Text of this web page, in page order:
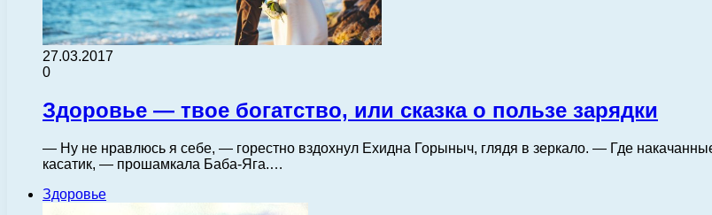
27.03.2017
0
Здоровье — твое богатство, или сказка о пользе зарядки
— Ну не нравлюсь я себе, — горестно вздохнул Ехидна Горыныч, глядя в зеркало. — Где
касатик, — прошамкала Баба-Яга.…
Здоровье